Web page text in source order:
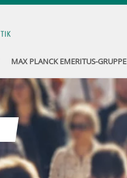
MAX PLANCK EMERITUS-GRUPPE